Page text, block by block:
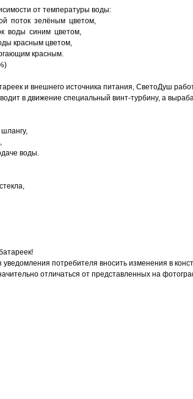
от температуры воды:
поток зелёным цветом,
воды синим цветом,
красным цветом,
красным.
и внешнего источника питания, СветоДуш
в движение специальный винт-турбину, а
воды.
уведомления потребителя вносить изменения в
отличаться от представленных на